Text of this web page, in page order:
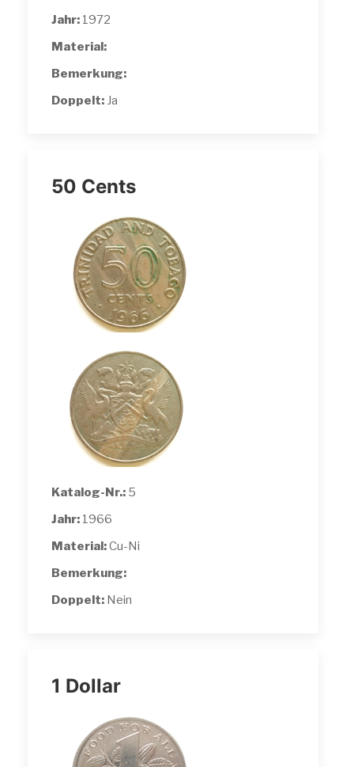
Jahr: 1972
Material:
Bemerkung:
Doppelt: Ja
50 Cents
Katalog-Nr.: 5
Jahr: 1966
Material:Cu-Ni
Bemerkung:
Doppelt: Nein
1 Dollar